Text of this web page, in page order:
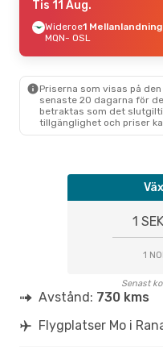
Tis 11 Aug.
Wideroe1 Mellanlandning
MQN- OSL
Priserna som visas på
senaste 20 dagarna för
betraktas som det
tillgänglighet och priser
1
1
Senast
Avstånd: 730 kms
Flygplatser Mo i